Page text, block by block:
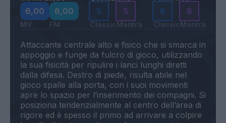
6,00
MV
6,00
FM
5
Classic
5
Mantra
8
Classic
8
Mantra
Attaccante centrale alto e fisico che si smarca in
appoggio e funge da fulcro di gioco, utilizzando
la sua fisicità per ripulire i lanci lunghi diretti
dalla difesa. Destro di piede, risulta abile nel
gioco spalle alla porta, con i suoi movimenti
apre lo spazio per l’inserimento dei compagni. Si
posiziona tendenzialmente al centro dell’area di
rigore ed è spesso il primo ad arrivare a colpire